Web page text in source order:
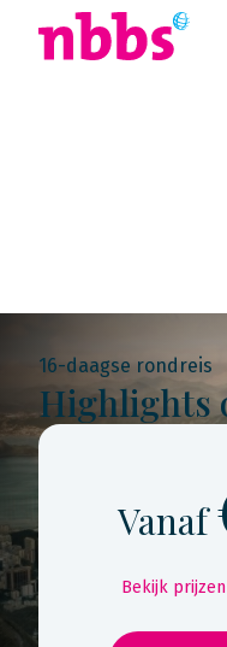
16-daagse rondreis
Highlights
Vanaf
Bekijk prijzen